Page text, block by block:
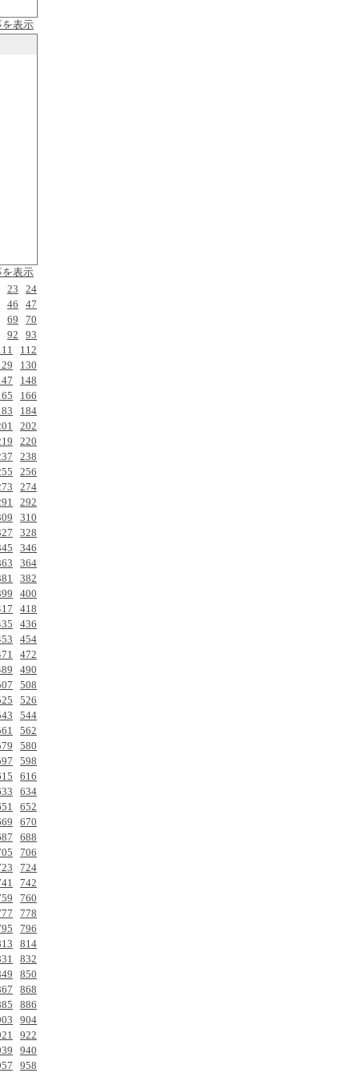
を表示
を表示
23
24
46
47
69
70
92
93
112
130
148
166
184
202
220
238
256
274
292
310
328
346
364
382
400
418
436
454
472
490
508
526
544
562
580
598
616
634
652
670
688
706
724
742
760
778
796
814
832
850
868
886
904
922
940
958